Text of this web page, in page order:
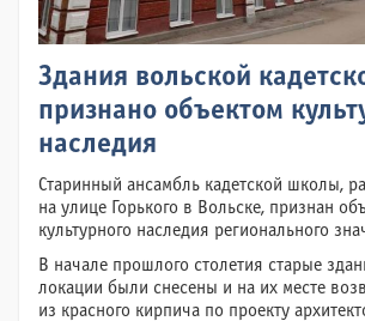
Здания вольской
признано объектом
наследия
Старинный ансамбль кадетской школы,
на улице Горького в Вольске, признан
культурного наследия регионального
В начале прошлого столетия старые
локации были снесены и на их месте
из красного кирпича по проекту